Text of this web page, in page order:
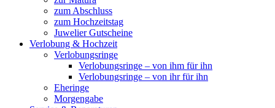
zum Abschluss
zum Hochzeitstag
Juwelier Gutscheine
Verlobung & Hochzeit
Verlobungsringe
Verlobungsringe – von ihm für ihn
Verlobungsringe – von ihr für ihn
Eheringe
Morgengabe